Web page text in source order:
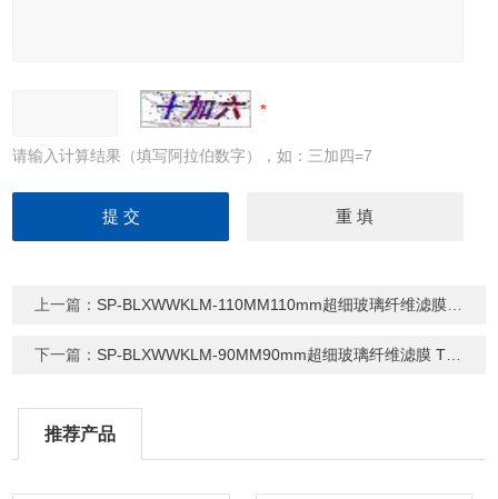
请输入计算结果（填写阿拉伯数字），如：三加四=7
上一篇： SP-BLXWWKLM-110MM110mm超细玻璃纤维滤膜 TSP采样测尘膜
下一篇： SP-BLXWWKLM-90MM90mm超细玻璃纤维滤膜 TSP采样测尘膜
推荐产品